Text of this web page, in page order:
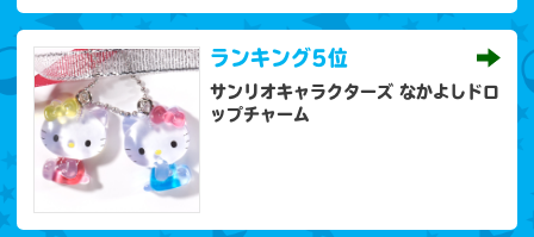
ランキング5位
サンリオキャラクターズ なかよしドロ
ップチャーム